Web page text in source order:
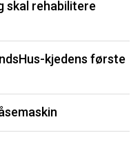
skal rehabilitere
kjedens første